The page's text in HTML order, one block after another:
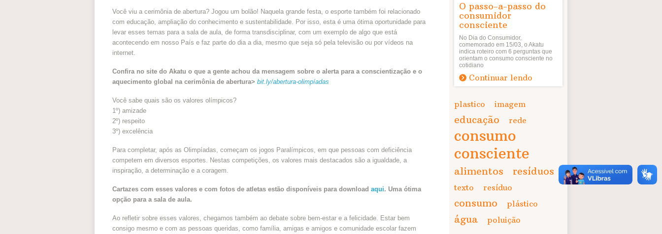
Você viu a cerimônia de abertura? Jogou um bolão! Naquela grande festa, o esporte também foi relacionado
com educação, ampliação do conhecimento e sustentabilidade. Por isso, esta é uma ótima oportunidade para
levar esses temas para a sala de aula, de forma transdisciplinar, com um exemplo de algo que está
acontecendo em nosso País e faz parte do dia a dia, mesmo que seja só pela televisão ou por vídeos na
internet.
Confira no site do Akatu o que a gente achou da mensagem sobre o alerta para a conscientização e o
aquecimento global na cerimônia de abertura> bit.ly/abertura-olimpíadas
Você sabe quais são os valores olímpicos?
1º) amizade
2º) respeito
3º) excelência
Para completar, após as Olimpíadas, começam os jogos Paralímpicos, em que pessoas com deficiência
competem em diversos esportes. Nestas competições, os valores mais destacados são a igualdade, a
inspiração, a determinação e a coragem.
Cartazes com esses valores e com fotos de atletas estão disponíveis para download aqui. Uma ótima
opção para a sala de aula.
Ao refletir sobre esses valores, chegamos também ao debate sobre bem-estar e a felicidade. Estar bem
consigo mesmo e com as pessoas queridas, como família, amigas e amigos e comunidade escolar fazem
O passo-a-passo do
consumidor
consciente
No Dia do Consumidor,
comemorado em 15/03, o Akatu
indica roteiro com 6 perguntas que
orientam o consumo consciente no
cotidiano
Continuar lendo
plastico imagem
educação rede
consumo
consciente
alimentos resíduos
texto resíduo
consumo plástico
água poluição